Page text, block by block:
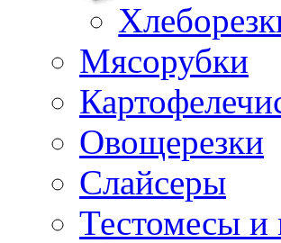
Мясорубки
Овощерезки
Слайсеры
Тестомесы и